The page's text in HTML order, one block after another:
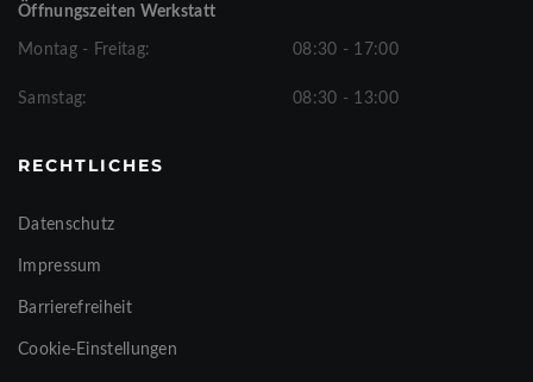
Öffnungszeiten Werkstatt
Montag - Freitag: 08:30 - 17:00
Samstag: 08:30 - 13:00
RECHTLICHES
Datenschutz
Impressum
Barrierefreiheit
Cookie-Einstellungen